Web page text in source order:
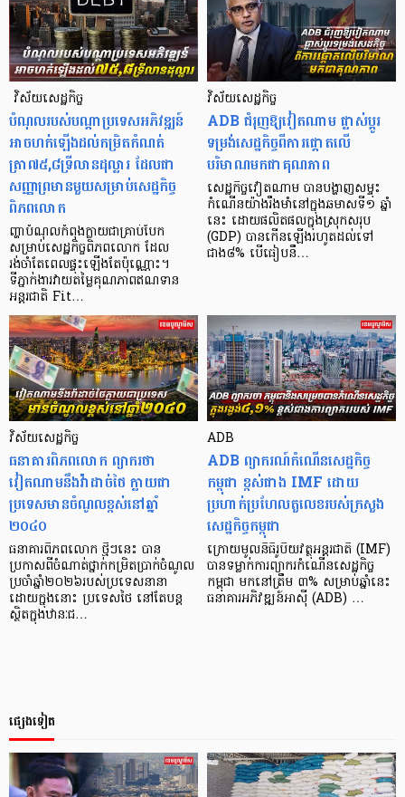
​​​​​​​​​​​​​​​​​​​​​​​​​​​​ វិស័យសេដ្ឋកិច្ច
បំណុលរបស់បណ្ដាប្រទេសអភិវឌ្ឍន៍
អាចហក់ឡើងដល់កម្រិតកំណត់
ត្រា៧៥,៨ទ្រីលានដុល្លារ ដែលជា
សញ្ញាព្រមានមួយសម្រាប់សេដ្ឋកិច្ច
ពិភពលោក
ញ្ហាបំណុល​កំពុងក្លាយជាគ្រាប់បែក
សម្រាប់សេដ្ឋកិច្ចពិភពលោក ដែល
រង់ចាំតែពេលផ្ទុះឡើងតែប៉ុណ្ណោះ។
ទីភ្នាក់​ងារ​វាយតម្លៃគុណភាពឥណទាន
អន្តរជាតិ Fit…
វិស័យសេដ្ឋកិច្ច
​​​​​ADB ជំរុញឱ្យវៀតណាម ផ្លាស់ប្តូរ
ទម្រង់សេដ្ឋកិច្ចពីការផ្តោតលើ
បរិមាណមកជាគុណភាព
សេដ្ឋកិច្ចវៀតណាម បានបង្ហាញសម្ទុះ
កំណើនយ៉ាងរឹងមាំនៅក្នុងឆមាសទី១ ឆ្នាំ
នេះ ដោយផលិតផលក្នុងស្រុកសរុប
(GDP) បានកើនឡើងរហូតដល់ទៅ
ជាង៨% បើធៀបនឹ…
វិស័យសេដ្ឋកិច្ច
​​ធនាគារពិភព​លោក ព្យាករថា
វៀតណាមនឹងវ៉ាដាច់ថៃ ក្លាយជា
ប្រទេសមានចំណូលខ្ពស់នៅឆ្នាំ
២០៤០
ធនាគារពិភពលោក ថ្មីៗនេះ បាន
ប្រកាសពីចំណាត់ថ្នាក់កម្រិតប្រាក់ចំណូល
ប្រចាំឆ្នាំ២០២៦របស់ប្រទេសនានា
ដោយក្នុងនោះ ប្រទេសថៃ នៅតែបន្ត
ស្ថិតក្នុងឋានៈជ…
ADB
ADB ព្យាករណ៍កំណើនសេដ្ឋកិច្ច
កម្ពុជា ខ្ពស់ជាង IMF ដោយ
ប្រហាក់ប្រហែល​តួ​លេខរបស់ក្រសួង
សេដ្ឋកិច្ចកម្ពុជា
ក្រោយមូលនិធិរូបិយវត្ថុអន្តរជាតិ (IMF)
បានទម្លាក់ការព្យាករកំណើនសេដ្ឋកិច្ច
កម្ពុជា មកនៅត្រឹម ៣% សម្រាប់ឆ្នាំនេះ
ធនាគារអភិវឌ្ឍន៍អាស៊ី (ADB) …
ផ្សេងទៀត